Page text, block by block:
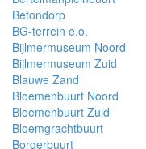
Betondorp
BG-terrein e.o.
Bijlmermuseum Noord
Bijlmermuseum Zuid
Blauwe Zand
Bloemenbuurt Noord
Bloemenbuurt Zuid
Bloemgrachtbuurt
Borgerbuurt